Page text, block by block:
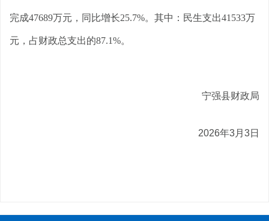
完成47689万元，同比增长25.7%。其中：民生支出41533万
元，占财政总支出的87.1%。
宁强县财政局
2026年3月3日